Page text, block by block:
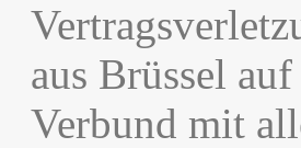
aus Brüssel
Verbund mit